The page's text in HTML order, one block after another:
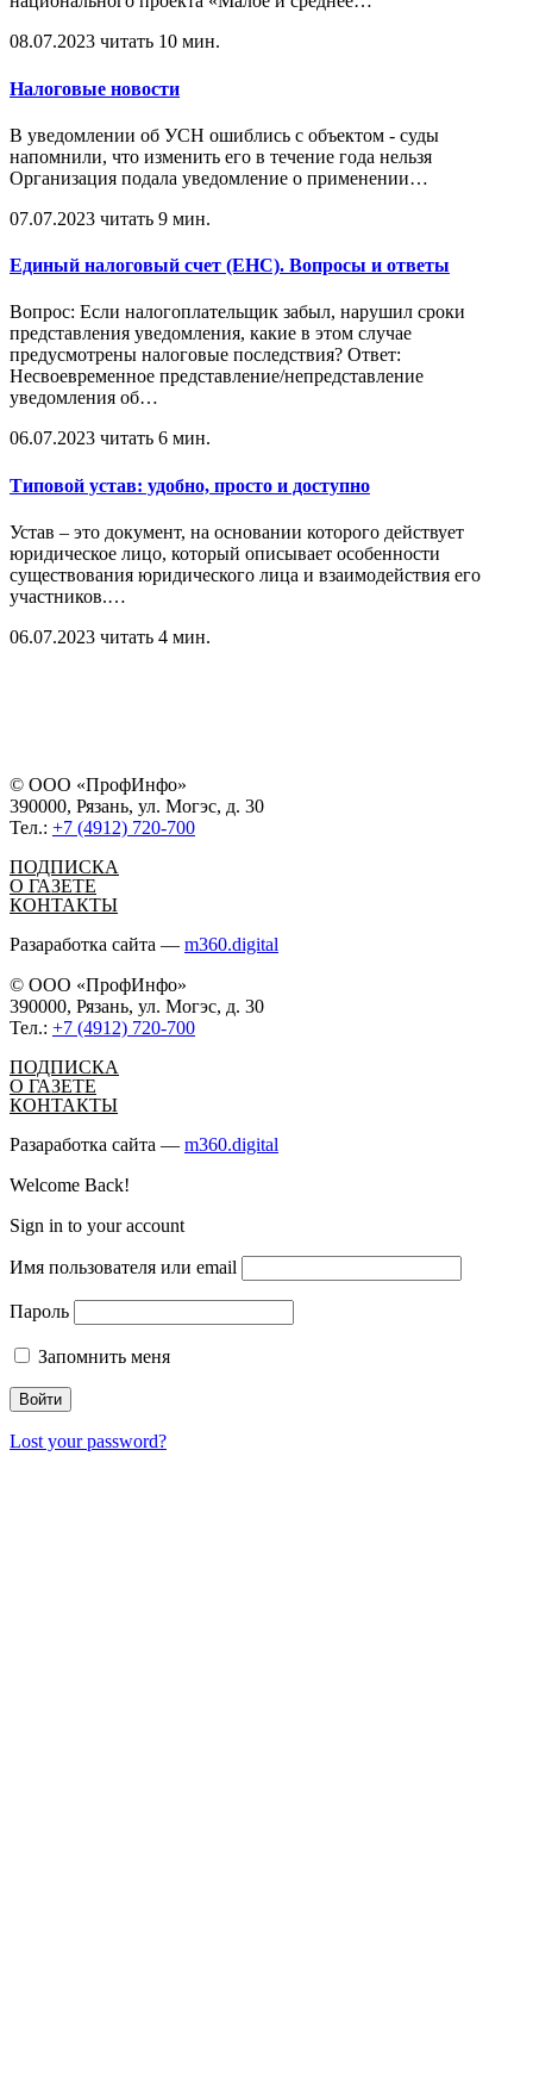
08.07.2023 читать 10 мин.
Налоговые новости
В уведомлении об УСН ошиблись с объектом - суды
напомнили, что изменить его в течение года нельзя
Организация подала уведомление о применении…
07.07.2023 читать 9 мин.
Единый налоговый счет (ЕНС). Вопросы и ответы
Вопрос: Если налогоплательщик забыл, нарушил сроки
представления уведомления, какие в этом случае
предусмотрены налоговые последствия? Ответ:
Несвоевременное представление/непредставление
уведомления об…
06.07.2023 читать 6 мин.
Типовой устав: удобно, просто и доступно
Устав – это документ, на основании которого действует
юридическое лицо, который описывает особенности
существования юридического лица и взаимодействия его
участников.…
06.07.2023 читать 4 мин.
© ООО «ПрофИнфо»
390000, Рязань, ул. Могэс, д. 30
Тел.: +7 (4912) 720-700
ПОДПИСКА
О ГАЗЕТЕ
КОНТАКТЫ
Разаработка сайта — m360.digital
© ООО «ПрофИнфо»
390000, Рязань, ул. Могэс, д. 30
Тел.: +7 (4912) 720-700
ПОДПИСКА
О ГАЗЕТЕ
КОНТАКТЫ
Разаработка сайта — m360.digital
Welcome Back!
Sign in to your account
Имя пользователя или email
Пароль
Запомнить меня
Lost your password?